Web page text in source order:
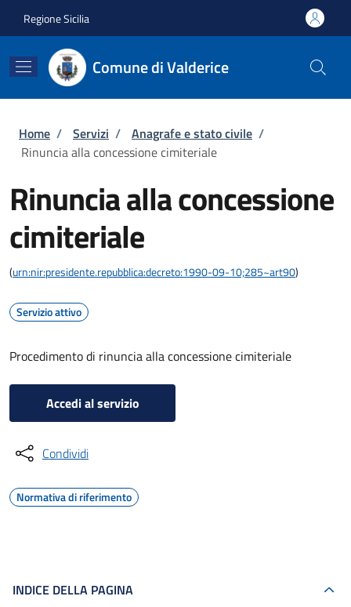
Regione Sicilia
Comune di Valderice
Briciole di pane
Home / Servizi / Anagrafe e stato civile /
Rinuncia alla concessione cimiteriale
Rinuncia alla concessione
cimiteriale
(urn:nir:presidente.repubblica:decreto:1990-09-10;285~art90)
Servizio attivo
Procedimento di rinuncia alla concessione cimiteriale
Accedi al servizio
Condividi
Normativa di riferimento
INDICE DELLA PAGINA